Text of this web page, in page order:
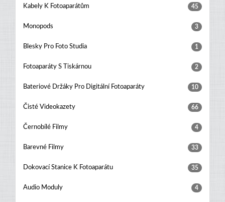
Kabely K Fotoaparátům 45
Monopods 3
Blesky Pro Foto Studia 1
Fotoaparáty S Tiskárnou 2
Bateriové Držáky Pro Digitální Fotoaparáty 10
Čisté Videokazety 66
Černobílé Filmy 4
Barevné Filmy 33
Dokovací Stanice K Fotoaparátu 35
Audio Moduly 4